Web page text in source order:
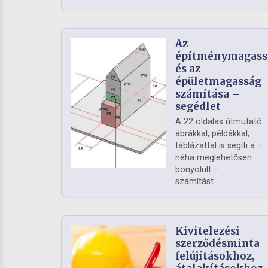
Az
és az
épületmagasság
számítása –
segédlet
A 22 oldalas útmutató
ábrákkal, példákkal,
táblázattal is segíti a –
néha meglehetősen
bonyolult –
számítást. ...
Kivitelezési
szerződésminta
felújításokhoz,